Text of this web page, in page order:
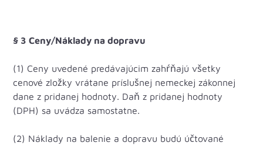
§ 3 Ceny/Náklady na dopravu
(1) Ceny uvedené predávajúcim zahŕňajú všetky
cenové zložky vrátane príslušnej nemeckej zákonnej
dane z pridanej hodnoty. Daň z pridanej hodnoty
(DPH) sa uvádza samostatne.
(2) Náklady na balenie a dopravu budú účtované